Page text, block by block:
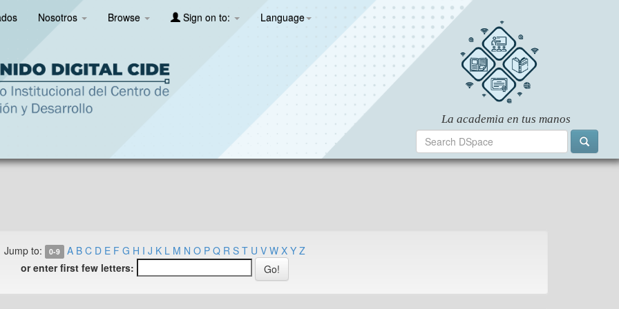
Nosotros Browse Sign on to: Language
Jump to: 0-9 A B C D E F G H I J K L M N O P Q R S T U V W X Y Z
or enter first few letters: